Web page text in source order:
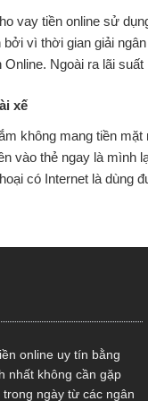
nên định cầm cố
gói vay tiền bằng
nên rất tiện lợi, sẽ giới
hóa
bán nhỏ lẻ nhiều
qua bạn bè giới
của mình nhanh
online uy tín bằng
nhất không cần gặp
ngày từ các ngân